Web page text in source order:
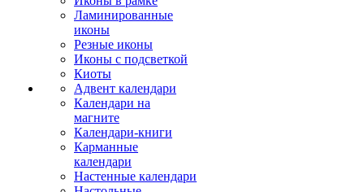
Ламинированные
иконы
Резные иконы
Иконы с подсветкой
Киоты
Адвент календари
Календари на
магните
Календари-книги
Карманные
календари
Настенные календари